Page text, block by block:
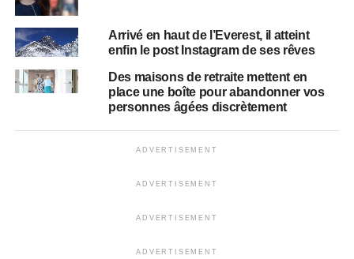
Arrivé en haut de l’Everest, il atteint
enfin le post Instagram de ses rêves
Des maisons de retraite mettent en
place une boîte pour abandonner vos
personnes âgées discrètement
ADVERTISEMENT
ADVERTISEMENT
ADVERTISEMENT
ADVERTISEMENT